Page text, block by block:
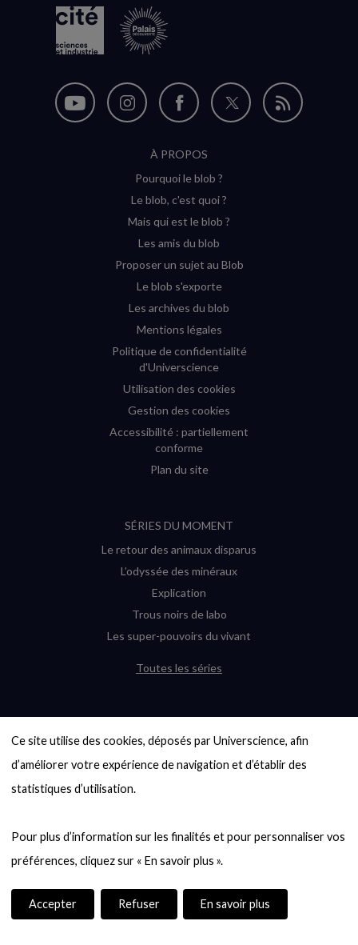
Ce site utilise des cookies, déposés par Universcience, afin
d’améliorer votre expérience de navigation et d’établir des
statistiques d’utilisation.
Pour plus d’information sur les finalités et pour personnaliser vos
Accepter Refuser En savoir plus
Nous
Nous
Instagram
(nouvelle
Nous
sur
Facebook
(nouvelle
Nous
Flux
À PROPOS
Pourquoi le blob ?
Le blob, c'est quoi ?
Mais qui est le blob ?
Les amis du blob
Proposer un sujet au Blob
Le blob s'exporte
Les archives du blob
Mentions légales
Politique de confidentialité
d'Universcience
Utilisation des cookies
Gestion des cookies
Accessibilité : partiellement
conforme
Plan du site
SÉRIES DU MOMENT
Le retour des animaux disparus
L’odyssée des minéraux
Explication
Trous noirs de labo
Les super-pouvoirs du vivant
Toutes les séries
6000 exoplanètes, et pas de « Terre »
en vue ?
Quel avenir pour les cryptos ?
Entre mathématiques et politique : la
quête d’un vote équitable
casse-tête